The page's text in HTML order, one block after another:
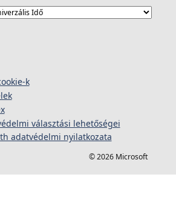
k
választási lehetőségei
adatvédelmi nyilatkozata
© 2026 Microsoft